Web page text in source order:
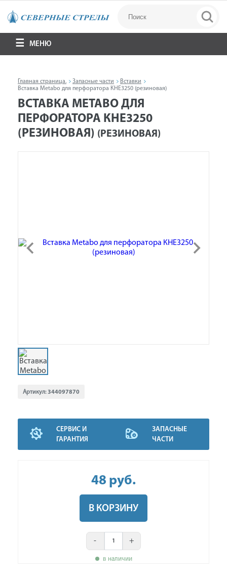
МЕНЮ
Главная страница. Запасные части
Вставки
Вставка Metabo для перфоратора КНЕ3250 (резиновая)
ВСТАВКА METABO ДЛЯ
ПЕРФОРАТОРА КНЕ3250
(РЕЗИНОВАЯ) (РЕЗИНОВАЯ)
Артикул:344097870
СЕРВИС И
ГАРАНТИЯ
ЗАПАСНЫЕ
ЧАСТИ
48 руб.
В КОРЗИНУ
- +
в наличии